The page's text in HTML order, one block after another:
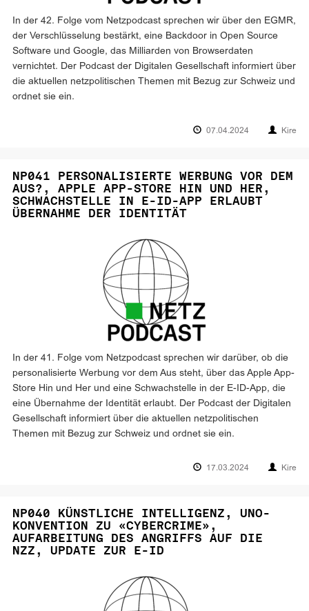
In der 42. Folge vom Netzpodcast sprechen wir über den EGMR,
der Verschlüsselung bestärkt, eine Backdoor in Open Source
Software und Google, das Milliarden von Browserdaten
vernichtet. Der Podcast der Digitalen Gesellschaft informiert über
die aktuellen netzpolitischen Themen mit Bezug zur Schweiz und
ordnet sie ein.
07.04.2024 Kire
NP041 PERSONALISIERTE WERBUNG VOR DEM
AUS?, APPLE APP-STORE HIN UND HER,
SCHWACHSTELLE IN E-ID-APP ERLAUBT
ÜBERNAHME DER IDENTITÄT
In der 41. Folge vom Netzpodcast sprechen wir darüber, ob die
personalisierte Werbung vor dem Aus steht, über das Apple App-
Store Hin und Her und eine Schwachstelle in der E-ID-App, die
eine Übernahme der Identität erlaubt. Der Podcast der Digitalen
Gesellschaft informiert über die aktuellen netzpolitischen
Themen mit Bezug zur Schweiz und ordnet sie ein.
17.03.2024 Kire
NP040 KÜNSTLICHE INTELLIGENZ, UNO-
KONVENTION ZU «CYBERCRIME»,
AUFARBEITUNG DES ANGRIFFS AUF DIE
NZZ, UPDATE ZUR E-ID